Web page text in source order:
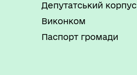
Депутатський корпус
Виконком
Паспорт громади